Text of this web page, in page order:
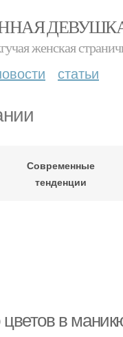
женская
статьи
Современные
тенденции
в